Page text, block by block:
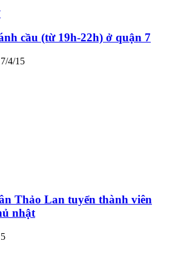
cầu (từ 19h-22h) ở quận 7
4/15
Thảo Lan tuyển thành viên
nhật